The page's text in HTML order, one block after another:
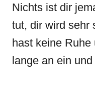
Nichts ist dir
tut, dir wird sehr
hast keine
lange an ein